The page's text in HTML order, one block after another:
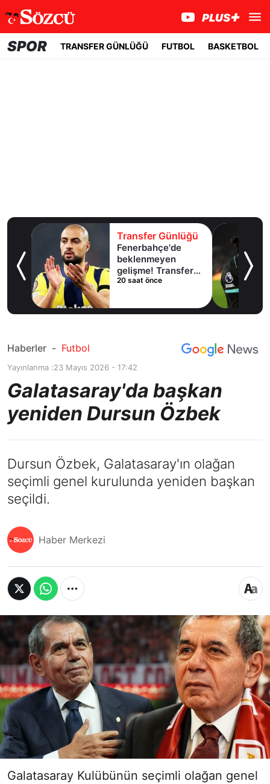
SPOR TRANSFER GÜNLÜĞÜ FUTBOL BASKETBOL
Transfer Günlüğü
Fenerbahçe'de
beklenmeyen
gelişme! Transfer
iptal oldu
20 saat önce
Haberler - Futbol
Yayınlanma :23 Mayıs 2026 - 17:42
Galatasaray'da başkan
yeniden Dursun Özbek
Dursun Özbek, Galatasaray'ın olağan
seçimli genel kurulunda yeniden başkan
seçildi.
Haber Merkezi
Galatasaray Kulübünün seçimli olağan genel